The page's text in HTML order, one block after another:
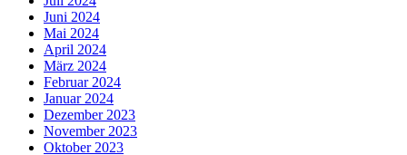
Juni 2024
Mai 2024
April 2024
März 2024
Februar 2024
Januar 2024
Dezember 2023
November 2023
Oktober 2023